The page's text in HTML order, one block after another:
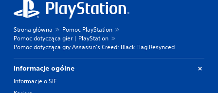
Strona główna
Pomoc PlayStation
Pomoc dotycząca gier | PlayStation
Pomoc dotycząca gry Assassin’s Creed: Black Flag Resynced
Informacje ogólne
Informacje o SIE